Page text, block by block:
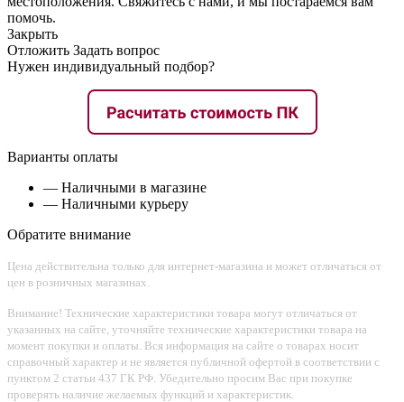
помочь.
Закрыть
Отложить Задать вопрос
Нужен индивидуальный подбор?
Варианты оплаты
— Наличными в магазине
— Наличными курьеру
Обратите внимание
Цена действительна только для интернет-магазина и может отличаться от
цен в розничных магазинах.
Внимание! Технические характеристики товара могут отличаться от
указанных на сайте, уточняйте технические характеристики товара на
момент покупки и оплаты. Вся информация на сайте о товарах носит
справочный характер и не является публичной офертой в соответствии с
пунктом 2 статьи 437 ГК РФ. Убедительно просим Вас при покупке
проверять наличие желаемых функций и характеристик.